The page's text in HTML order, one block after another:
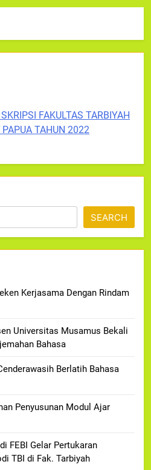
FAKULTAS TARBIYAH
TAHUN 2022
SEARCH
Kerjasama Dengan Rindam
Universitas Musamus Bekali
Bahasa
Berlatih Bahasa
Penyusunan Modul Ajar
FEBI Gelar Pertukaran
TBI di Fak. Tarbiyah